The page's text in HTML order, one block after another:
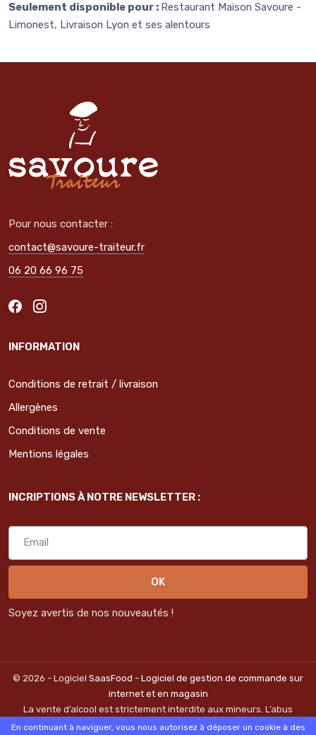
Seulement disponible pour : Restaurant Maison Savoure -
Limonest, Livraison Lyon et ses alentours
Pour nous contacter :
contact@savoure-traiteur.fr
06 20 66 96 75
INFORMATION
Conditions de retrait / livraison
Allergènes
Conditions de vente
Mentions légales
INCRIPTIONS À NOTRE NEWSLETTER :
OK
Soyez avertis de nos nouveautés !
© 2026 - Logiciel SaasFood - Logiciel de gestion de commande sur
internet et en magasin
La vente d’alcool est strictement interdite aux mineurs. L’abus
d’alcool est dangereux pour la santé. A consommer avec
En continuant à naviguer, vous nous autorisez à déposer un cookie à des